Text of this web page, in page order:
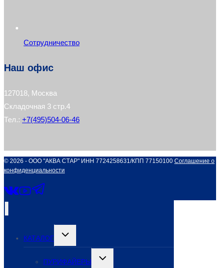
Сотрудничество
Наш офис
127018, Москва
Складочная 3 стр.4
Тел.: +7(495)504-06-46
© 2026 - ООО "АКВА СТАР" ИНН 7724258631/КПП 77150100 Соглашение о
конфиденциальности
КАТАЛОГ
Переключить
меню
ПУРИФАЙЕРЫ
Переключить